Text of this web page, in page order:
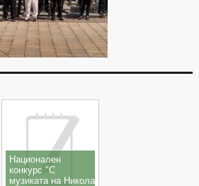
Национален
конкурс "С
музиката на Никола